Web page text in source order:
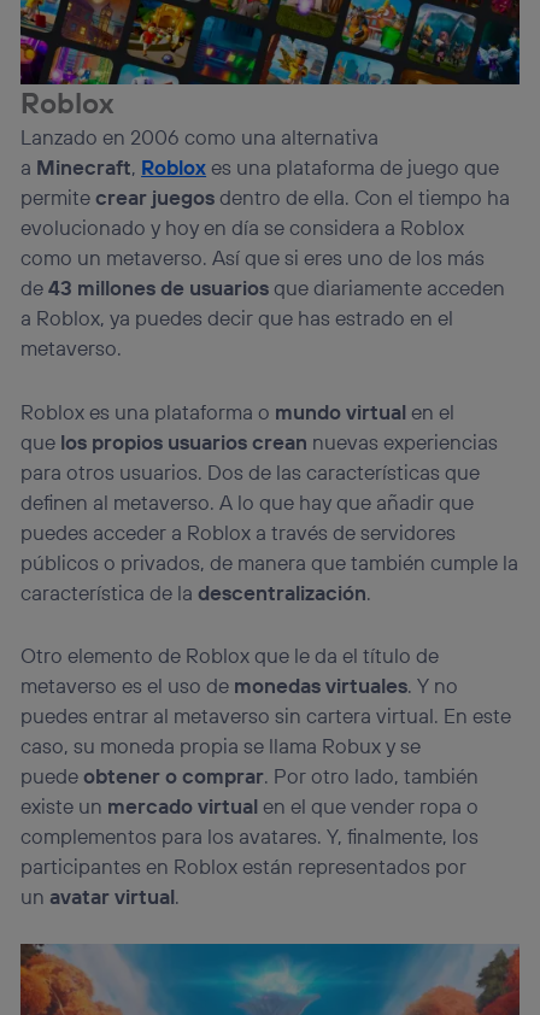
Roblox
Lanzado en 2006 como una alternativa
a Minecraft, Robloxes una plataforma de juego que
permitecrear juegosdentro de ella. Con el tiempo ha
evolucionado y hoy en día se considera a Roblox
como un metaverso. Así que si eres uno de los más
de43 millones de usuariosque diariamente acceden
a Roblox, ya puedes decir que has estrado en el
metaverso.
Roblox es una plataforma o mundo virtualen el
que los propios usuarios crean nuevas experiencias
para otros usuarios. Dos de las características que
definen al metaverso. A lo que hay que añadir que
puedes acceder a Roblox a través de servidores
públicos o privados, de manera que también cumple la
característica de ladescentralización.
Otro elemento de Roblox que le da el título de
metaverso es el uso de monedas virtuales. Y no
puedes entrar al metaverso sin cartera virtual. En este
caso, su moneda propia se llama Robux y se
puedeobtener o comprar. Por otro lado, también
existe un mercado virtualen el que vender ropa o
complementos para los avatares. Y, finalmente, los
participantes en Roblox están representados por
un avatar virtual.
Si utilizas datos móviles, el marketing será más
personalizado, ya que se basará únicamente en la
navegación del usuario del móvil.
Puedes gestionar los consentimientos Utiq seleccionando
“Administrar Utiq” en la parte inferior de esta página web o
visitando el portal de privacidad de Utiq
la política de privacidad de Utiq.